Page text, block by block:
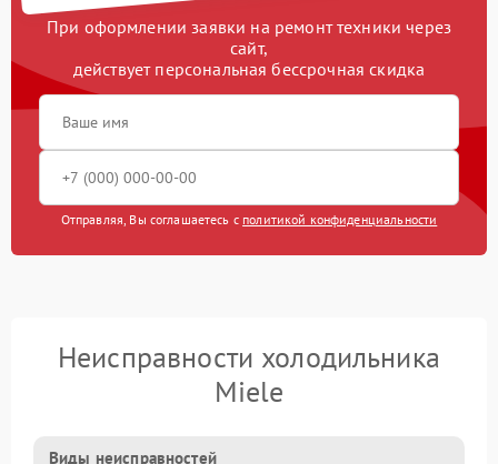
При оформлении заявки на ремонт техники через
сайт,
действует персональная бессрочная скидка
Отправляя, Вы соглашаетесь с политикой конфиденциальности
Неисправности холодильника
Miele
Виды неисправностей